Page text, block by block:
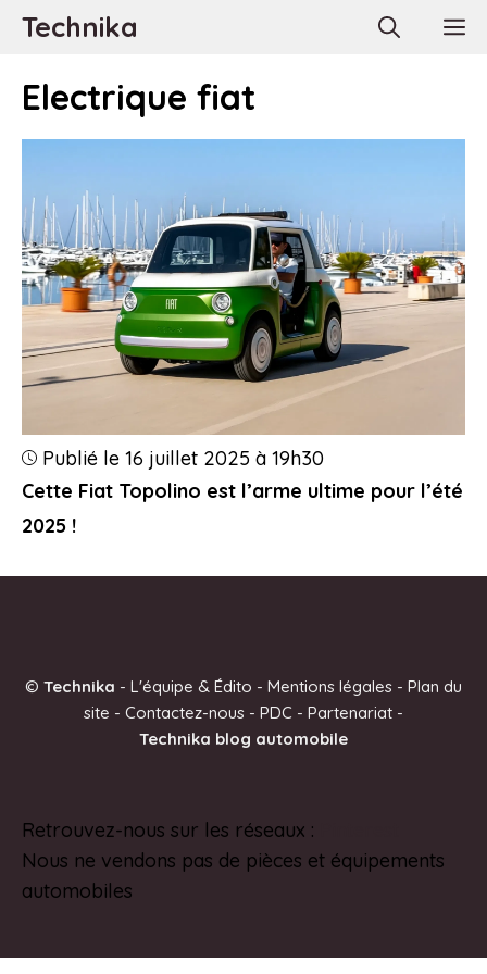
AllerTechnika
Electrique fiat
Cette Fiat Topolino est l’arme ultime pour l’été
2025 !
Publié le 16 juillet 2025 à 19h30
© Technika - L'équipe & Édito - Mentions légales - Plan du
site - Contactez-nous - PDC - Partenariat -
Technika blog automobile
Retrouvez-nous sur les réseaux :
Nous ne vendons pas de pièces et équipements
automobiles